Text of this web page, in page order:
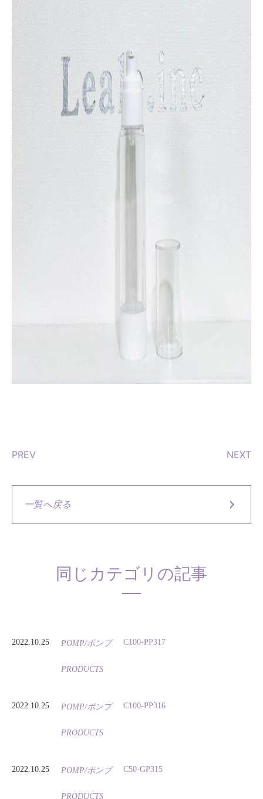
PREV NEXT
一覧へ戻る
同じカテゴリの記事
2022.10.25 POMP/ポンプ
PRODUCTS
C100-PP317
2022.10.25 POMP/ポンプ
PRODUCTS
C100-PP316
2022.10.25 POMP/ポンプ
PRODUCTS
C50-GP315